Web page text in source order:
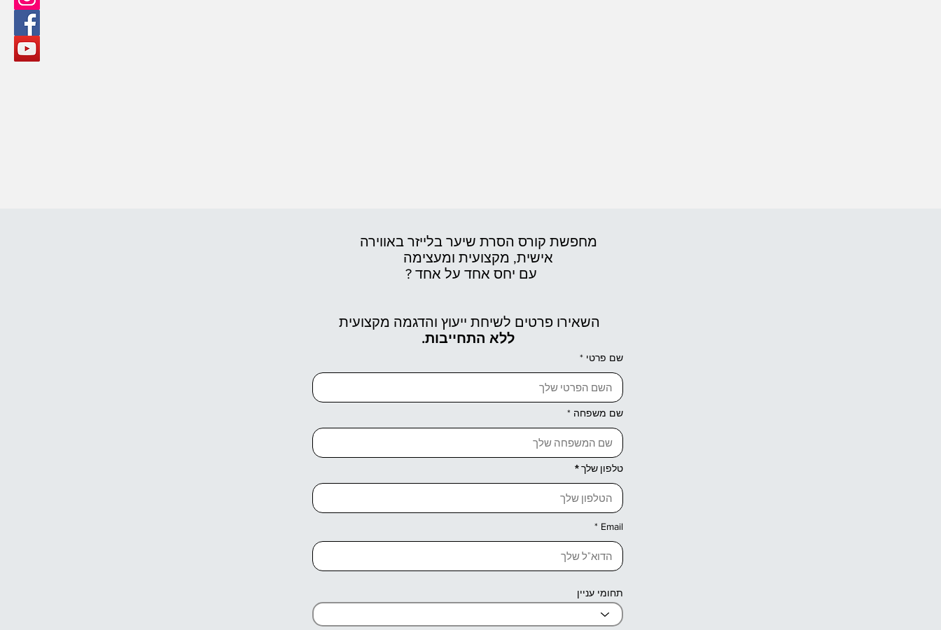
מחפשת קורס הסרת שיער בלייזר באווירה
אישית, מקצועית ומעצימה
עם יחס אחד על אחד ?
השאירו פרטים לשיחת ייעוץ והדגמה מקצועית
ללא התחייבות.
שם פרטי
שם משפחה
טלפון שלך
Email
תחומי עניין